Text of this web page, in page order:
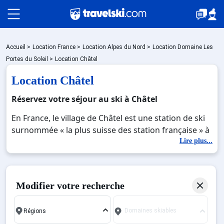
Packages
🚆Train de nuit
Stations
Hébergements
Bons plans
Accueil > Location France > Location Alpes du Nord > Location Domaine Les
Portes du Soleil > Location Châtel
Location Châtel
Réservez votre séjour au ski à Châtel
En France, le village de Châtel est une station de ski
surnommée « la plus suisse des station française » à
cause de sa situation géographique. En effet, elle se
situe proche de la Suisse et vous offre un joli petit
village avec une histoire à vous raconter. La station
Cette station se compose de 4 hameaux : petit
Pré La joux. Le hameau du petit châtel est un
Lire plus...
Modifier votre recherche
Domaines skiables